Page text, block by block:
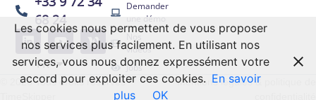
68 24
FR
EN
ES
DE
Demander
une démo
Nos
vidéos
Jobs
© 2026 Tous droits réservés
Mentions légales & politique de
Les cookies nous permettent de vous proposer
nos services plus facilement. En utilisant nos
services, vous nous donnez expressément votre
accord pour exploiter ces cookies. En savoir
plus
OK